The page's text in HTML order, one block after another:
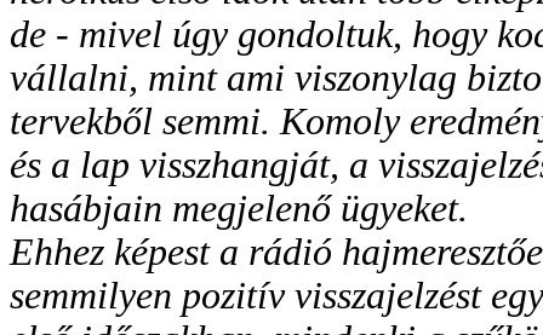
de - mivel úgy gondoltuk, hogy
vállalni, mint ami viszonylag
tervekből semmi. Komoly
és a lap visszhangját, a
hasábjain megjelenő ügyeket.
Ehhez képest a rádió
semmilyen pozitív visszajelzést